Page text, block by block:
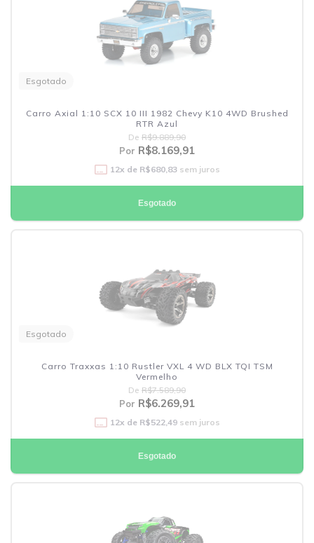
Esgotado
Carro Axial 1:10 SCX 10 III 1982 Chevy K10 4WD Brushed
RTR Azul
De R$9.889,90
Por R$8.169,91
12x de R$680,83sem juros
Esgotado
Esgotado
Carro Traxxas 1:10 Rustler VXL 4 WD BLX TQI TSM
Vermelho
De R$7.589,90
Por R$6.269,91
12x de R$522,49sem juros
Esgotado